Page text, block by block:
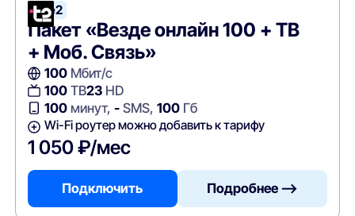
Tele2
Пакет «Везде онлайн 100 + ТВ
+ Моб. Связь»
100Мбит/с
100ТВ23HD
100минут, -SMS, 100Гб
Wi-Fi роутер можно добавить к тарифу
1 050 ₽/мес
Подключить Подробнее —>